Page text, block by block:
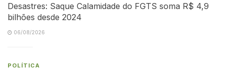
Desastres: Saque Calamidade do FGTS soma R$ 4,9
bilhões desde 2024
06/08/2026
POLÍTICA